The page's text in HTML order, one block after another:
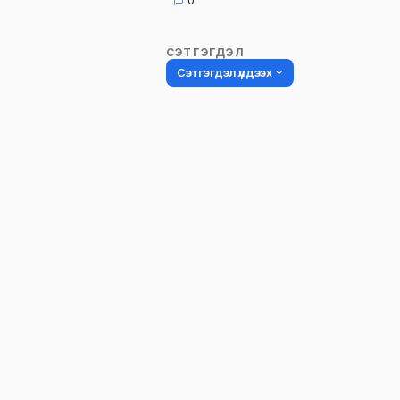
СЭТГЭГДЭЛ
Сэтгэгдэл үлдээх